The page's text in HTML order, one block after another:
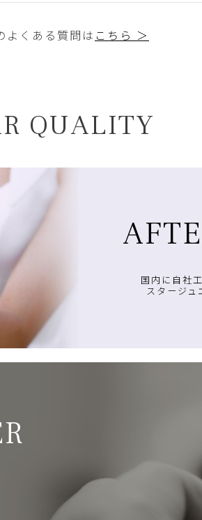
よくある質問は こちら ＞
QUALITY
国内に自社
スタージュ